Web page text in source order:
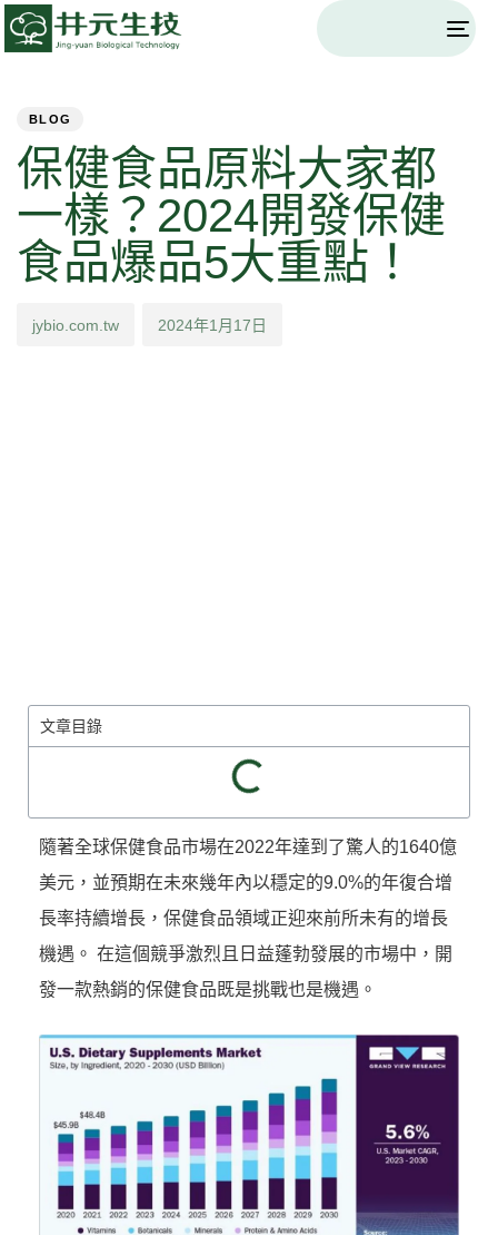
BLOG
保健食品原料大家都
一樣？2024開發保健
食品爆品5大重點！
jybio.com.tw 2024年1月17日
文章目錄
隨著全球保健食品市場在2022年達到了驚人的1640億
美元，並預期在未來幾年內以穩定的9.0%的年復合增
長率持續增長，保健食品領域正迎來前所未有的增長
機遇。 在這個競爭激烈且日益蓬勃發展的市場中，開
發一款熱銷的保健食品既是挑戰也是機遇。